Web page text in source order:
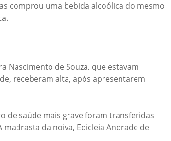
comprou uma bebida alcoólica do mesmo
Nascimento de Souza, que estavam
receberam alta, após apresentarem
de saúde mais grave foram transferidas
da noiva, Edicleia Andrade de